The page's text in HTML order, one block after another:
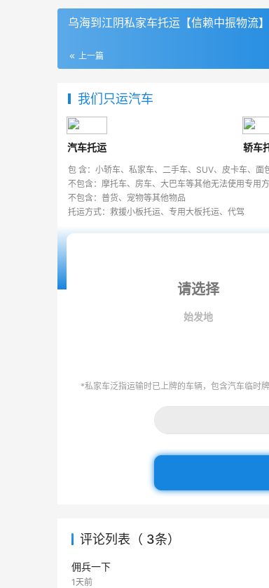
乌海到江阴私家车托运【信赖中振物流】
上一篇
我们只运汽车
汽车托运 轿车
包 含：小轿车、私家车、二手车、SUV、皮卡车、面
不包含：摩托车、房车、大巴车等其他无法使用专用
不包含：普货、宠物等其他物品
托运方式：救援小板托运、专用大板托运、代驾
始发地
*私家车泛指运输时已上牌的车辆，包含汽车临时
评论列表（ 3条）
佣兵一下
1天前